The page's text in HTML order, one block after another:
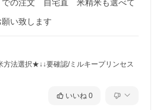
の注文　自宅直　米精米も選べて
い致します
法選択★↓↓要確認/ミルキープリンセス
いいね 0